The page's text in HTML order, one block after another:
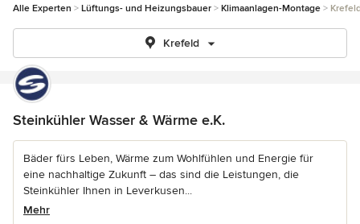
Alle Experten Lüftungs- und Heizungsbauer Klimaanlagen-Montage
Krefeld
Steinkühler Wasser & Wärme e.K.
Bäder fürs Leben, Wärme zum Wohlfühlen und Energie für
eine nachhaltige Zukunft – das sind die Leistungen, die
Steinkühler Ihnen in Leverkusen...
Mehr